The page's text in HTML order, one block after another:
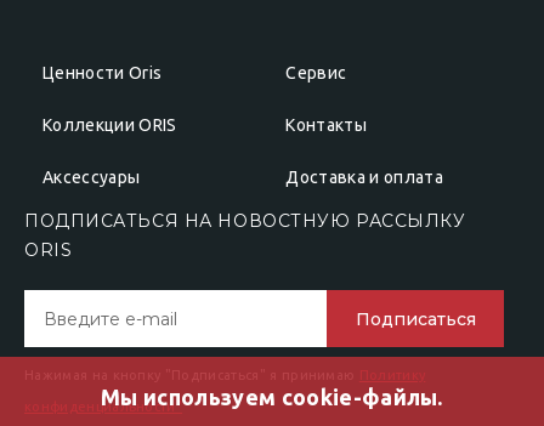
Ценности Oris
Коллекции ORIS
Аксессуары
Сервис
Контакты
Доставка и оплата
ПОДПИСАТЬСЯ НА НОВОСТНУЮ РАССЫЛКУ
ОRIS
Подписаться
Нажимая на кнопку "Подписаться" я принимаю Политику
конфиденциальности"Мы используем cookie-файлы.